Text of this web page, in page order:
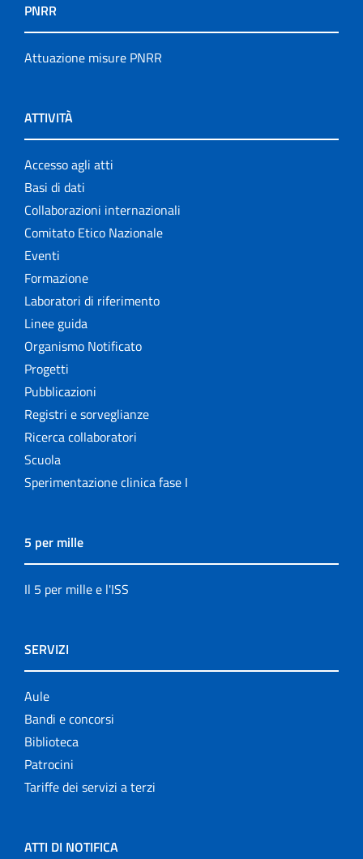
PNRR
Attuazione misure PNRR
ATTIVITÀ
Accesso agli atti
Basi di dati
Collaborazioni internazionali
Comitato Etico Nazionale
Eventi
Formazione
Laboratori di riferimento
Linee guida
Organismo Notificato
Progetti
Pubblicazioni
Registri e sorveglianze
Ricerca collaboratori
Scuola
Sperimentazione clinica fase I
5 per mille
Il 5 per mille e l'ISS
SERVIZI
Aule
Bandi e concorsi
Biblioteca
Patrocini
Tariffe dei servizi a terzi
ATTI DI NOTIFICA